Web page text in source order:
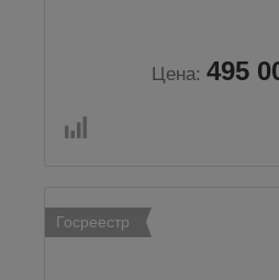
Цена: 495
Госреестр